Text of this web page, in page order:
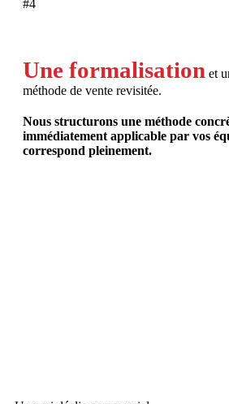
#4
Une formalisation et
méthode de vente revisitée.
Nous structurons une méthode
immédiatement applicable par vos
correspond pleinement.